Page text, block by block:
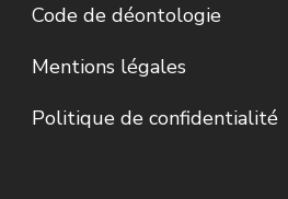
Code de déontologie
Mentions légales
Politique de confidentialité